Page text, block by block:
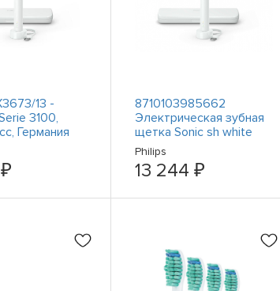
13 -
3100,
Германия
8710103985662
Электрическая зубная
щетка Sonic sh white
HX3673/13 Philips
Philips
13 244 ₽